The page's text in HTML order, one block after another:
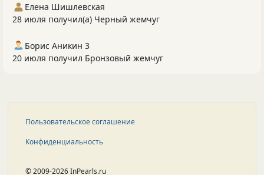
Елена Шишлевская
28 июля получил(а) Черный жемчуг
Борис Аникин 3
20 июля получил Бронзовый жемчуг
Пользовательское соглашение
Конфиденциальность
© 2009-2026 InPearls.ru